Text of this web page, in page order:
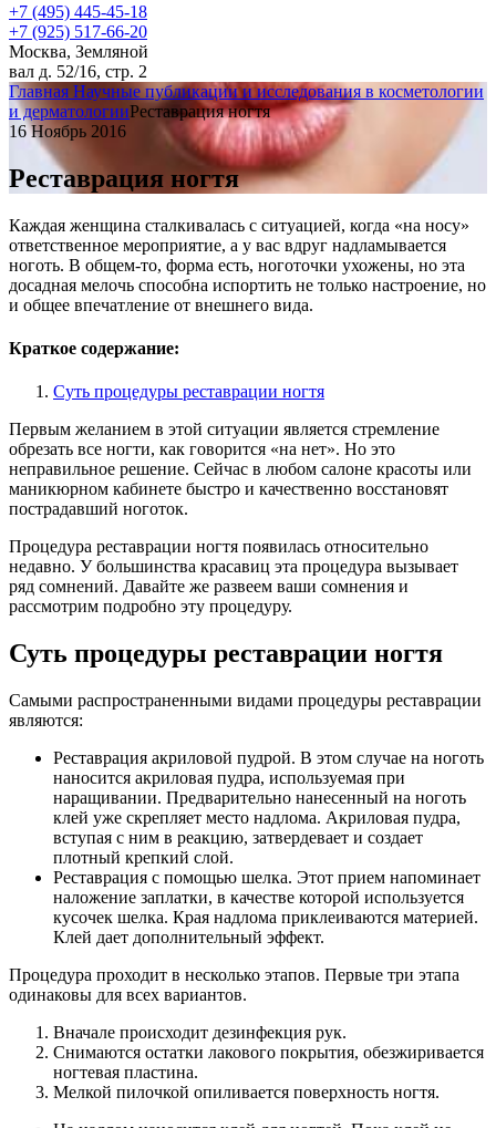
+7 (495) 445-45-18
+7 (925) 517-66-20
Москва, Земляной
вал д. 52/16, стр. 2
Главная Научные публикации и исследования в косметологии
и дерматологииРеставрация ногтя
16 Ноябрь 2016
Реставрация ногтя
Каждая женщина сталкивалась с ситуацией, когда «на носу»
ответственное мероприятие, а у вас вдруг надламывается
ноготь. В общем-то, форма есть, ноготочки ухожены, но эта
досадная мелочь способна испортить не только настроение, но
и общее впечатление от внешнего вида.
Краткое содержание:
Суть процедуры реставрации ногтя
Первым желанием в этой ситуации является стремление
обрезать все ногти, как говорится «на нет». Но это
неправильное решение. Сейчас в любом салоне красоты или
маникюрном кабинете быстро и качественно восстановят
пострадавший ноготок.
Процедура реставрации ногтя появилась относительно
недавно. У большинства красавиц эта процедура вызывает
ряд сомнений. Давайте же развеем ваши сомнения и
рассмотрим подробно эту процедуру.
Суть процедуры реставрации ногтя
Самыми распространенными видами процедуры реставрации
являются:
Реставрация акриловой пудрой. В этом случае на ноготь
наносится акриловая пудра, используемая при
наращивании. Предварительно нанесенный на ноготь
клей уже скрепляет место надлома. Акриловая пудра,
вступая с ним в реакцию, затвердевает и создает
плотный крепкий слой.
Реставрация с помощью шелка. Этот прием напоминает
наложение заплатки, в качестве которой используется
кусочек шелка. Края надлома приклеиваются материей.
Клей дает дополнительный эффект.
Процедура проходит в несколько этапов. Первые три этапа
одинаковы для всех вариантов.
Вначале происходит дезинфекция рук.
Снимаются остатки лакового покрытия, обезжиривается
ногтевая пластина.
Мелкой пилочкой опиливается поверхность ногтя.